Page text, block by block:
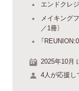
エンドクレ
メイキング
／1冊）
「
2025年10月
4人が応援し